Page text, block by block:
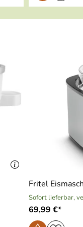
Fritel
Sofort lieferbar,
69,99 €*